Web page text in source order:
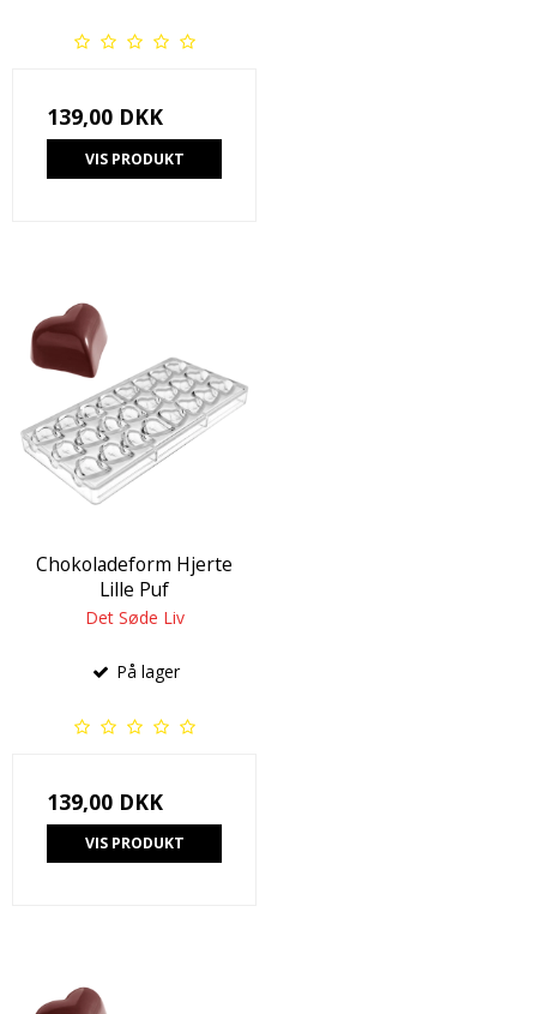
139,00 DKK
VIS PRODUKT
Chokoladeform Hjerte
Lille Puf
Det Søde Liv
På lager
139,00 DKK
VIS PRODUKT